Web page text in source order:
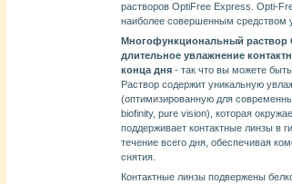
растворов OptiFree Express. Opti-
наиболее совершенным средством
Многофункциональный раствор
длительное увлажнение
конца дня - так что вы можете
Раствор содержит уникальную
(оптимизированную для
biofinity, pure vision), которая
поддерживает контактные линзы в
течение всего дня, обеспечивая
снятия.
Контактные линзы подвержены